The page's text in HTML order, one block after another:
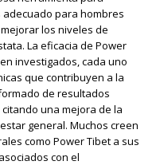
para hombres
los niveles de
La eficacia de Power
investigados, cada uno
que contribuyen a la
de resultados
una mejora de la
general. Muchos creen
como Power Tibet a sus
con el